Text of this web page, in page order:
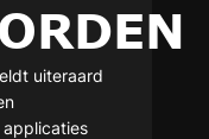
uiteraard